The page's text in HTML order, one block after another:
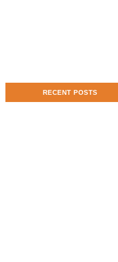
RECENT POSTS